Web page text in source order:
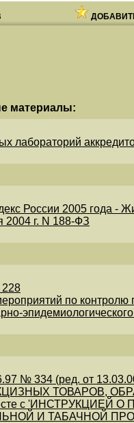
материалы:
лабораторий
России 2005 года -
2004 г. N 188-ФЗ
228
по контролю
№ 334 (ред. от
ТОВАРОВ,
с 'ИНСТРУКЦИЕЙ О
И ТАБАЧНОЙ